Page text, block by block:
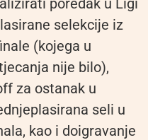
selekcije iz
(kojega u
nije bilo),
za ostanak u
seli u
kao i doigravanje